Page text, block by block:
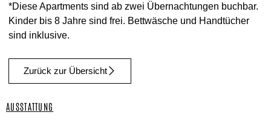
*Diese Apartments sind ab zwei Übernachtungen buchbar.
Kinder bis 8 Jahre sind frei. Bettwäsche und Handtücher
sind inklusive.
Zurück zur Übersicht
AUSSTATTUNG